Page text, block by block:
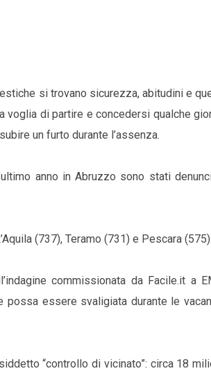
si trovano sicurezza, abitudini e
voglia di partire e concedersi qualche
un furto durante l’assenza.
anno in Abruzzo sono stati
(737), Teramo (731) e Pescara (575).
commissionata da Facile.it a
essere svaligiata durante le
“controllo di vicinato”: circa 18